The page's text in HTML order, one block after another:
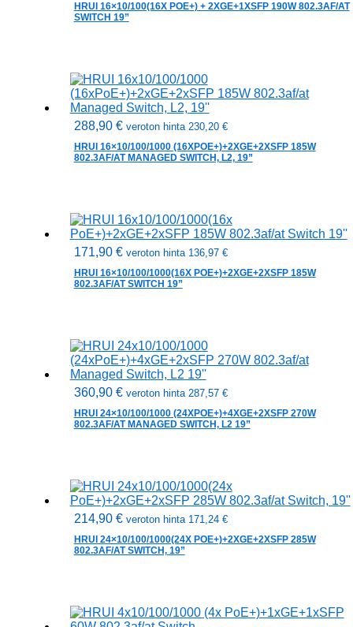
HRUI 16×10/100(16X POE+) + 2XGE+1XSFP 190W 802.3AF/AT
SWITCH 19”
288,90 € veroton hinta 230,20 €
HRUI 16×10/100/1000 (16XPOE+)+2XGE+2XSFP 185W
802.3AF/AT MANAGED SWITCH, L2, 19”
171,90 € veroton hinta 136,97 €
HRUI 16×10/100/1000(16X POE+)+2XGE+2XSFP 185W
802.3AF/AT SWITCH 19”
360,90 € veroton hinta 287,57 €
HRUI 24×10/100/1000 (24XPOE+)+4XGE+2XSFP 270W
802.3AF/AT MANAGED SWITCH, L2 19”
214,90 € veroton hinta 171,24 €
HRUI 24×10/100/1000(24X POE+)+2XGE+2XSFP 285W
802.3AF/AT SWITCH, 19”